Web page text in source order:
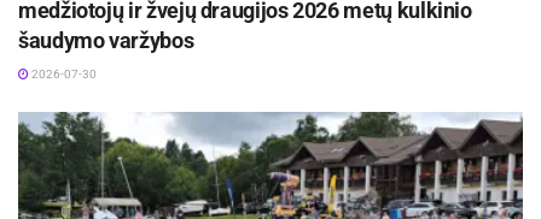
medžiotojų ir žvejų draugijos 2026 metų kulkinio
šaudymo varžybos
2026-07-30